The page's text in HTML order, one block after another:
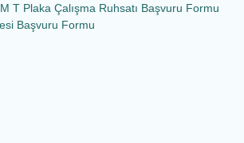
T Plaka Çalışma Ruhsatı Başvuru Formu
Başvuru Formu